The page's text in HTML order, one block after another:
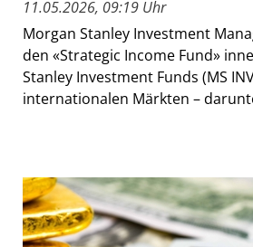
11.05.2026, 09:19 Uhr
Morgan Stanley Investment
den «Strategic Income Fund»
Stanley Investment Funds (MS
internationalen Märkten –